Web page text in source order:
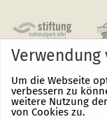
Verwendung
Um die Webseite
verbessern zu
weitere Nutzung
von Cookies zu.